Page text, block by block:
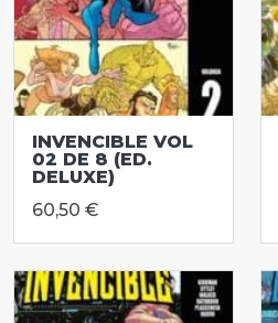
INVENCIBLE VOL
02 DE 8 (ED.
DELUXE)
60,50 €